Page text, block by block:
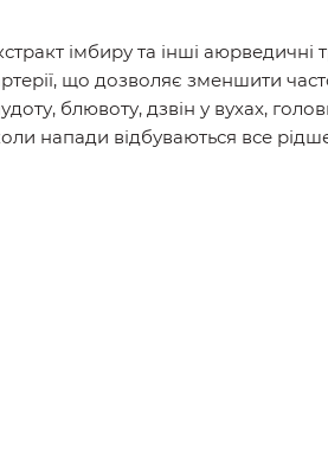
імбиру та інші
що дозволяє зменшити
блювоту, дзвін у вухах,
напади відбуваються все